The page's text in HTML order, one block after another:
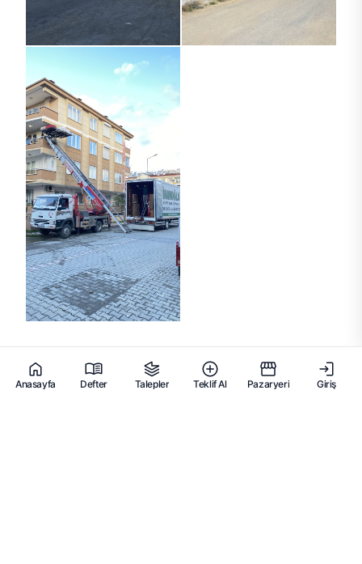
Anasayfa Defter Talepler Teklif Al Pazaryeri Giriş